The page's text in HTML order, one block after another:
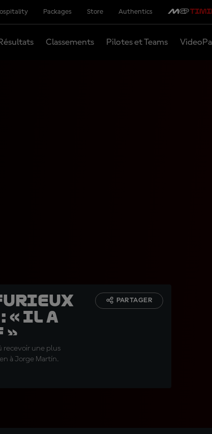
Packages Store Authentics
Résultats Classements Pilotes et Teams
« Il a
»
recevoir une plus
à Jorge Martín.
PARTAGER